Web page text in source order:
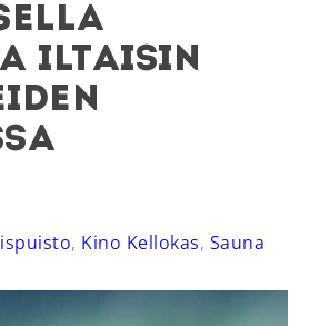
iltaisin
, Kino Kellokas, Sauna